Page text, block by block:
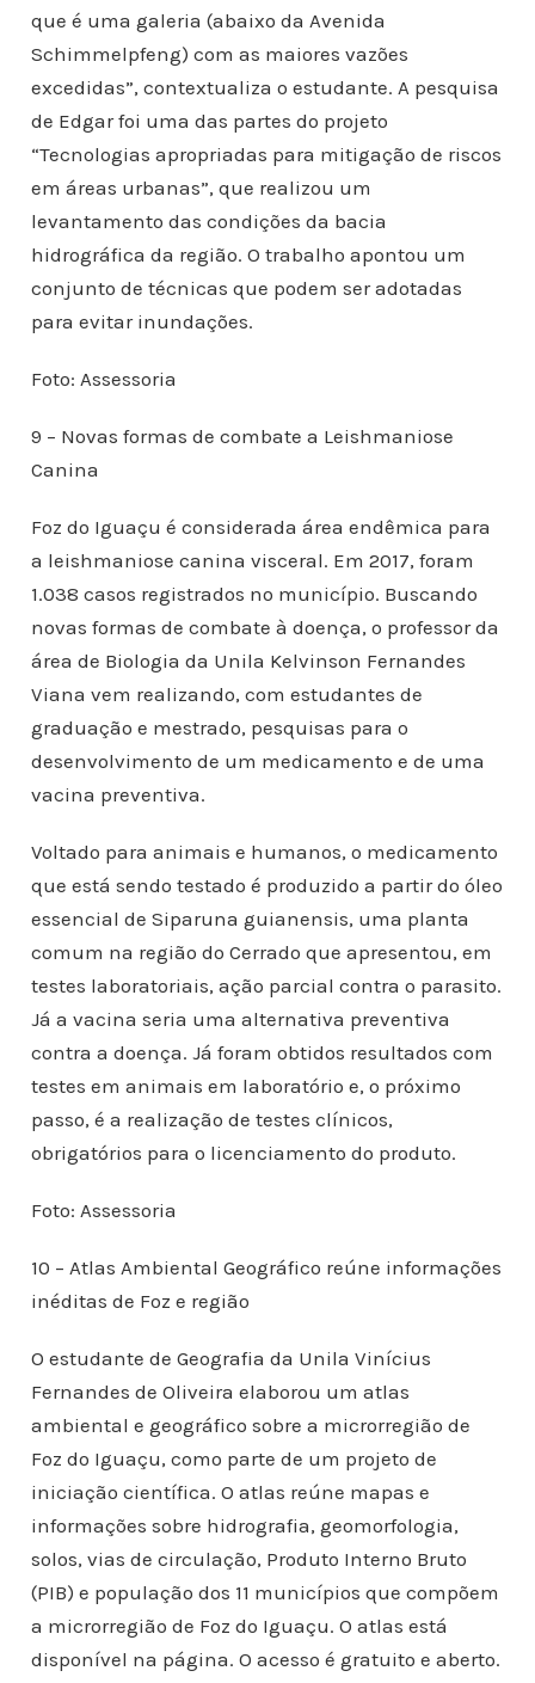
que é uma galeria (abaixo da Avenida
Schimmelpfeng) com as maiores vazões
excedidas”, contextualiza o estudante. A pesquisa
de Edgar foi uma das partes do projeto
“Tecnologias apropriadas para mitigação de riscos
em áreas urbanas”, que realizou um
levantamento das condições da bacia
hidrográfica da região. O trabalho apontou um
conjunto de técnicas que podem ser adotadas
para evitar inundações.
Foto: Assessoria
9 – Novas formas de combate a Leishmaniose
Canina
Foz do Iguaçu é considerada área endêmica para
a leishmaniose canina visceral. Em 2017, foram
1.038 casos registrados no município. Buscando
novas formas de combate à doença, o professor da
área de Biologia da Unila Kelvinson Fernandes
Viana vem realizando, com estudantes de
graduação e mestrado, pesquisas para o
desenvolvimento de um medicamento e de uma
vacina preventiva.
Voltado para animais e humanos, o medicamento
que está sendo testado é produzido a partir do óleo
essencial de Siparuna guianensis, uma planta
comum na região do Cerrado que apresentou, em
testes laboratoriais, ação parcial contra o parasito.
Já a vacina seria uma alternativa preventiva
contra a doença. Já foram obtidos resultados com
testes em animais em laboratório e, o próximo
passo, é a realização de testes clínicos,
obrigatórios para o licenciamento do produto.
Foto: Assessoria
10 – Atlas Ambiental Geográfico reúne informações
inéditas de Foz e região
O estudante de Geografia da Unila Vinícius
Fernandes de Oliveira elaborou um atlas
ambiental e geográfico sobre a microrregião de
Foz do Iguaçu, como parte de um projeto de
iniciação científica. O atlas reúne mapas e
informações sobre hidrografia, geomorfologia,
solos, vias de circulação, Produto Interno Bruto
(PIB) e população dos 11 municípios que compõem
a microrregião de Foz do Iguaçu. O atlas está
disponível na página. O acesso é gratuito e aberto.